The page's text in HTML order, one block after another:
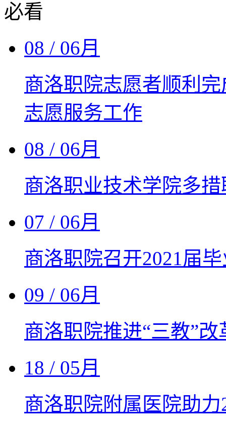
必看
08 / 06月
商洛职院志愿者顺利
志愿服务工作
08 / 06月
商洛职业技术学院多
07 / 06月
商洛职院召开2021届
09 / 06月
商洛职院推进“三教”
18 / 05月
商洛职院附属医院助